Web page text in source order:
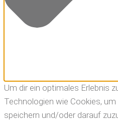
Um dir ein optimales Erlebnis
Technologien wie Cookies,
speichern und/oder darauf